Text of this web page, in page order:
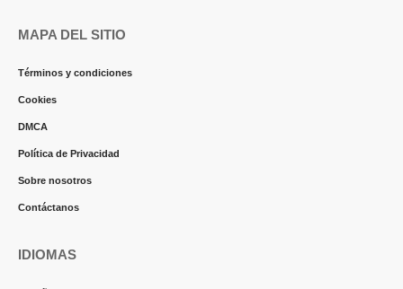
MAPA DEL SITIO
Términos y condiciones
Cookies
DMCA
Política de Privacidad
Sobre nosotros
Contáctanos
IDIOMAS